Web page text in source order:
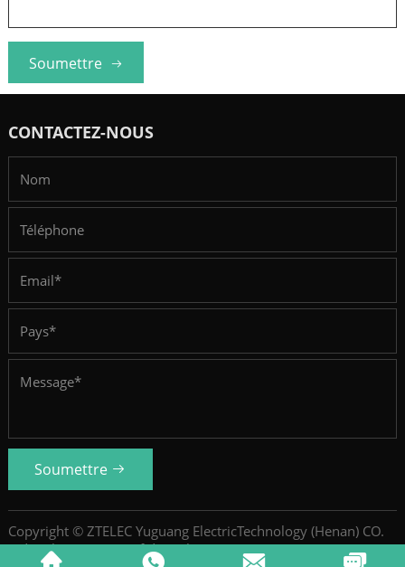
Soumettre
CONTACTEZ-NOUS
Soumettre
Copyright © ZTELEC Yuguang ElectricTechnology (Henan) CO.
Ltd.Politique De Confidentialité SiteMap